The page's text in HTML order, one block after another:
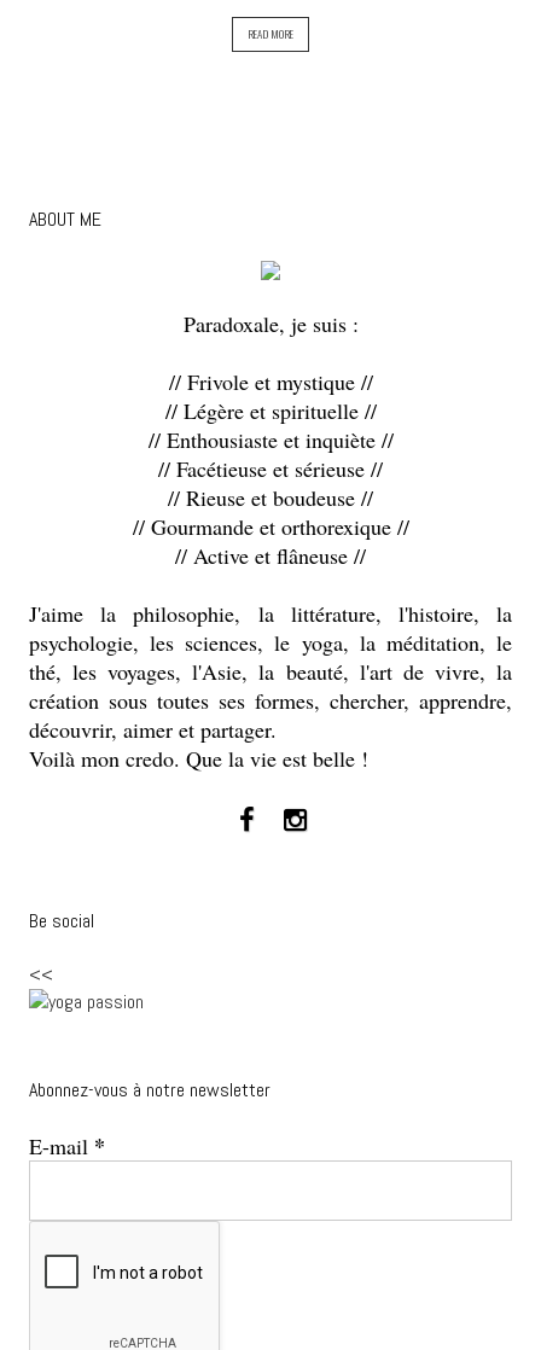
READ MORE
ABOUT ME
Paradoxale, je suis :
// Frivole et mystique //
// Légère et spirituelle //
// Enthousiaste et inquiète //
// Facétieuse et sérieuse //
// Rieuse et boudeuse //
// Gourmande et orthorexique //
// Active et flâneuse //
J'aime la philosophie, la littérature, l'histoire, la
psychologie, les sciences, le yoga, la méditation, le
thé, les voyages, l'Asie, la beauté, l'art de vivre, la
création sous toutes ses formes, chercher, apprendre,
découvrir, aimer et partager.
Voilà mon credo. Que la vie est belle !
Be social
<<
Abonnez-vous à notre newsletter
E-mail *